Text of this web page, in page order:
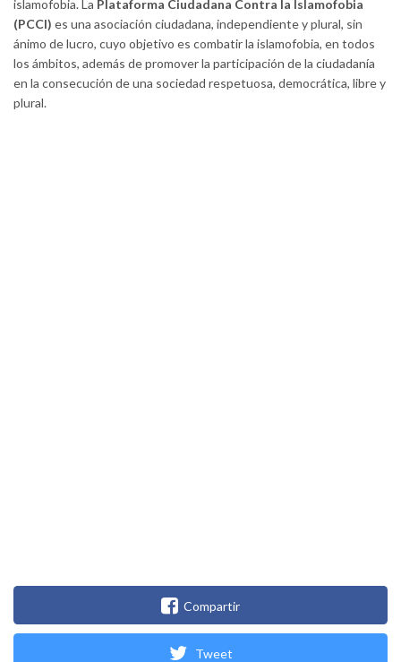
islamofobia. La Plataforma Ciudadana Contra la Islamofobia
(PCCI) es una asociación ciudadana, independiente y plural, sin
ánimo de lucro, cuyo objetivo es combatir la islamofobia, en todos
los ámbitos, además de promover la participación de la ciudadanía
en la consecución de una sociedad respetuosa, democrática, libre y
plural.
Compartir
Tweet